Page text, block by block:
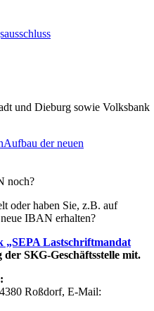
Aufbau der neuen
noch?
oder haben Sie, z.B. auf
IBAN erhalten?
„SEPA Lastschriftmandat
SKG-Geschäftsstelle mit.
Roßdorf, E-Mail: